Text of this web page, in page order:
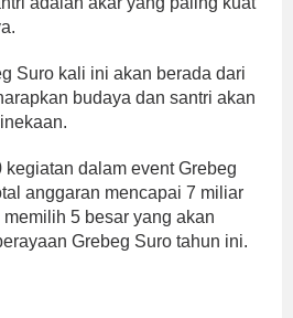
Suro kali ini akan berada dari
budaya dan santri akan
dalam event Grebeg
anggaran mencapai 7 miliar
5 besar yang akan
Grebeg Suro tahun ini.